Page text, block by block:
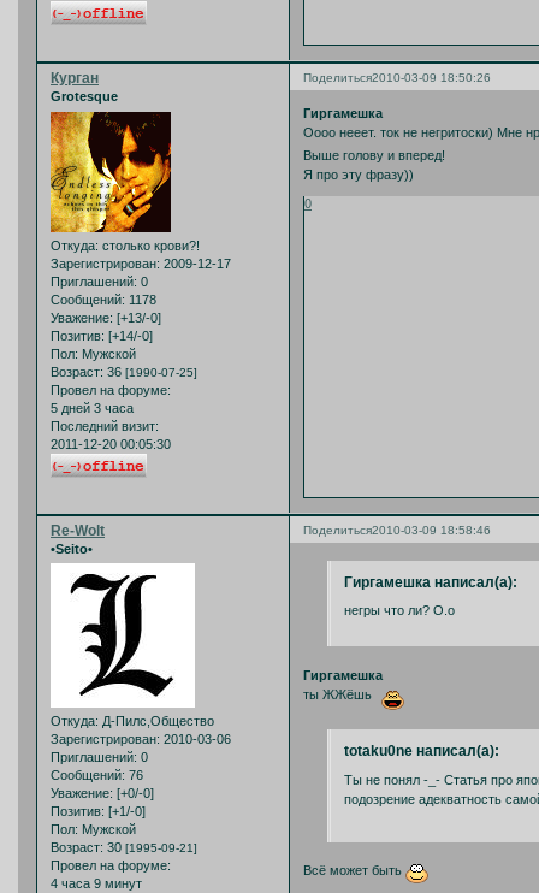
Поделиться2010-03-09 18:50:26
Курган
Grotesque
Откуда: столько крови?!
Зарегистрирован: 2009-12-17
Приглашений: 0
Сообщений: 1178
Уважение: [+13/-0]
Позитив: [+14/-0]
Пол: Мужской
Возраст: 36 [1990-07-25]
Провел на форуме:
5 дней 3 часа
Последний визит:
2011-12-20 00:05:30
Гиргамешка
Оооо нееет. ток не негритоски) Мне
Выше голову и вперед!
Я про эту фразу))
0
Поделиться2010-03-09 18:58:46
Re-Wolt
•Seito•
Откуда: Д-Пилс,Общество
Зарегистрирован: 2010-03-06
Приглашений: 0
Сообщений: 76
Уважение: [+0/-0]
Позитив: [+1/-0]
Пол: Мужской
Возраст: 30 [1995-09-21]
Провел на форуме:
4 часа 9 минут
Гиргамешка написал(а):
негры что ли? О.о
Гиргамешка
ты ЖЖёшь
totaku0ne написал(а):
Ты не понял -_- Статья про
подозрение адекватность
Всё может быть